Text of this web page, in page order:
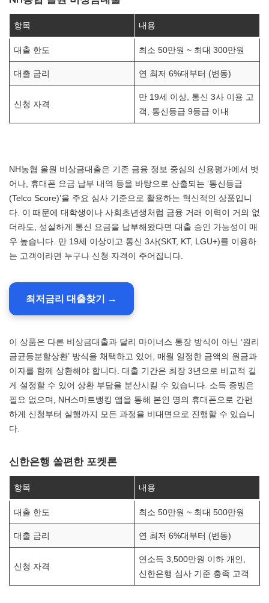
항목 내용
대출 한도 최소 50만원 ~ 최대 300만원
대출 금리 연 최저 6%대부터 (변동)
신청 자격
만 19세 이상, 통신 3사 이용 고
객, 통신등급 9등급 이내
NH농협 올원 비상금대출은 기존 금융 정보 중심의 신용평가에서 벗
어나, 휴대폰 요금 납부 내역 등을 바탕으로 산출되는 ‘통신등급
(Telco Score)’을 주요 심사 기준으로 활용하는 혁신적인 상품입니
다. 이 때문에 대학생이나 사회초년생처럼 금융 거래 이력이 거의 없
더라도, 성실하게 통신 요금을 납부해왔다면 대출 승인 가능성이 매
우 높습니다. 만 19세 이상이고 통신 3사(SKT, KT, LGU+)를 이용하
는 고객이라면 누구나 신청 자격이 주어집니다.
최저금리 대출찾기 →
이 상품은 다른 비상금대출과 달리 마이너스 통장 방식이 아닌 ‘원리
금균등분할상환’ 방식을 채택하고 있어, 매월 일정한 금액의 원금과
이자를 함께 상환해야 합니다. 대출 기간은 최장 3년으로 비교적 길
게 설정할 수 있어 상환 부담을 분산시킬 수 있습니다. 소득 증빙은
필요 없으며, NH스마트뱅킹 앱을 통해 본인 명의 휴대폰으로 간편
하게 신청부터 실행까지 모든 과정을 비대면으로 진행할 수 있습니
다.
신한은행 쏠편한 포켓론
항목 내용
대출 한도 최소 50만원 ~ 최대 500만원
대출 금리 연 최저 6%대부터 (변동)
신청 자격
연소득 3,500만원 이하 개인,
신한은행 심사 기준 충족 고객